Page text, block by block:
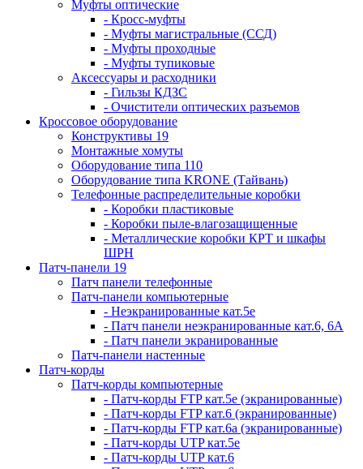
Муфты оптические
- Кросс-муфты
- Муфты магистральные (ССД)
- Муфты проходные
- Муфты тупиковые
Аксессуары и расходники
- Гильзы КДЗС
- Очистители оптических разъемов
Кроссовое оборудование
Конструктивы 19
Монтажные хомуты
Оборудование типа 110
Оборудование типа KRONE (Тайвань)
Телефонные распределительные коробки
- Коробки пластиковые
- Коробки пыле-влагозащищенные
- Металлические коробки КРТ и шкафы
ШРН
Патч-панели 19
Патч панели телефонные
Патч-панели компьютерные
- Неэкранированные кат.5е
- Патч панели неэкранированные кат.6, 6А
- Патч панели экранированные
Патч-панели настенные
Патч-корды
Патч-корды компьютерные
- Патч-корды FTP кат.5е (экранированные)
- Патч-корды FTP кат.6 (экранированные)
- Патч-корды FTP кат.6а (экранированные)
- Патч-корды UTP кат.5е
- Патч-корды UTP кат.6